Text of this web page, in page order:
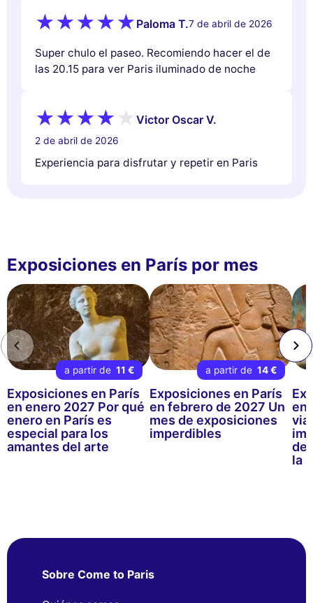
Paloma T.7 de abril de 2026
Super chulo el paseo. Recomiendo hacer el de
las 20.15 para ver Paris iluminado de noche
Victor Oscar V.
2 de abril de 2026
Experiencia para disfrutar y repetir en Paris
Exposiciones en París por mes
a partir de 11 €
Exposiciones en París
en enero 2027 Por qué
enero en París es
especial para los
amantes del arte
a partir de 14 €
Exposiciones en París
en febrero de 2027 Un
mes de exposiciones
imperdibles
en
de
la
Sobre Come to Paris